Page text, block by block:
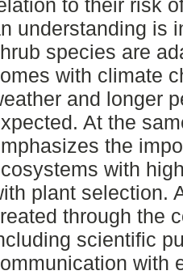
to their risk
understanding is
species are
with climate
and longer
At the
the
with
plant selection.
through the
scientific
with